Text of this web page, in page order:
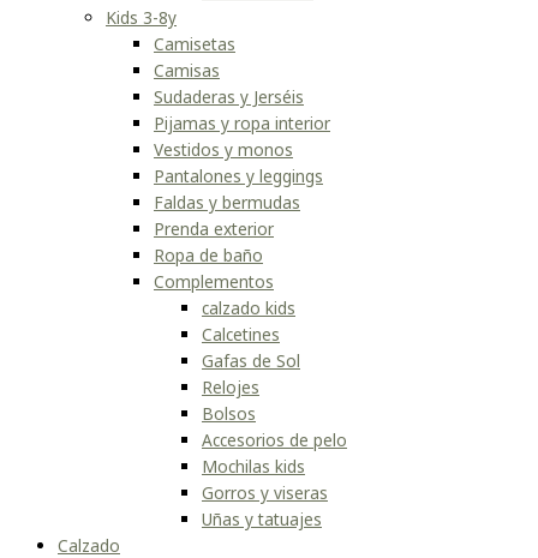
Kids 3-8y
Camisetas
Camisas
Sudaderas y Jerséis
Pijamas y ropa interior
Vestidos y monos
Pantalones y leggings
Faldas y bermudas
Prenda exterior
Ropa de baño
Complementos
calzado kids
Calcetines
Gafas de Sol
Relojes
Bolsos
Accesorios de pelo
Mochilas kids
Gorros y viseras
Uñas y tatuajes
Calzado